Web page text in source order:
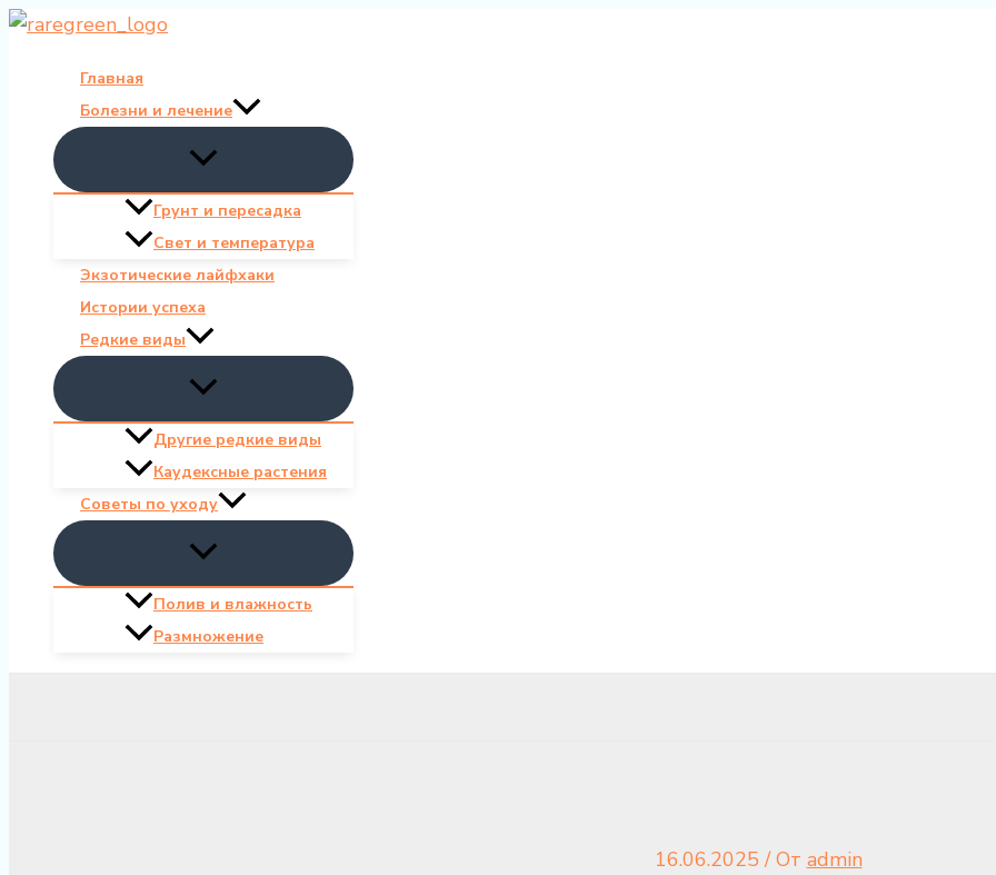
Перейти
содержимому
Главная
Болезни и лечение
Грунт и пересадка
Свет и температура
Экзотические лайфхаки
Истории успеха
Редкие виды
Другие редкие виды
Каудексные растения
Советы по уходу
Полив и влажность
Размножение
16.06.2025/ От admin